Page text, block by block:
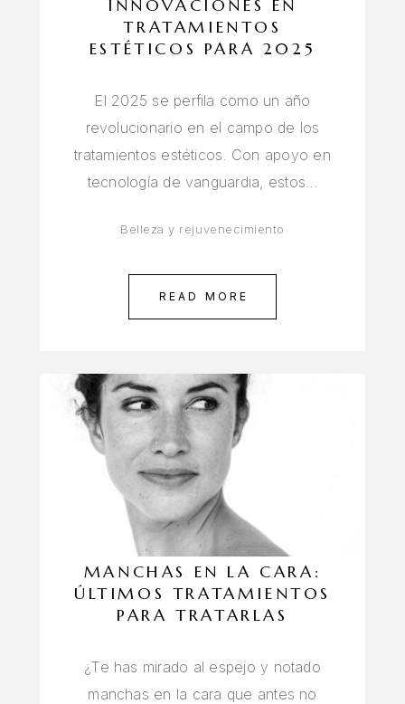
INNOVACIONES EN
TRATAMIENTOS
ESTÉTICOS PARA 2025
El 2025 se perfila como un año
revolucionario en el campo de los
tratamientos estéticos. Con apoyo en
tecnología de vanguardia, estos…
Belleza y rejuvenecimiento
READ MORE
MANCHAS EN LA CARA:
ÚLTIMOS TRATAMIENTOS
PARA TRATARLAS
¿Te has mirado al espejo y notado
manchas en la cara que antes no